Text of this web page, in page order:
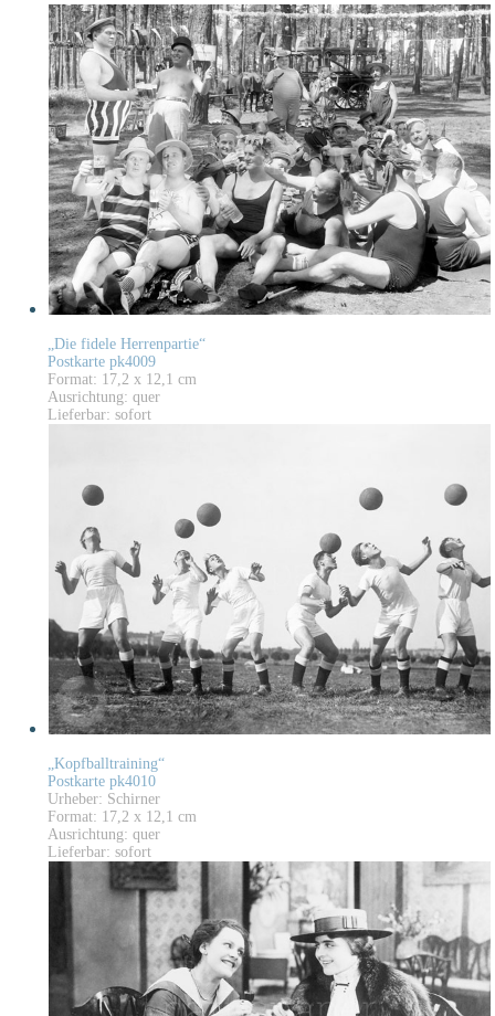
„Die fidele Herrenpartie“
Postkarte pk4009
Format: 17,2 x 12,1 cm
Ausrichtung: quer
Lieferbar: sofort
„Kopfballtraining“
Postkarte pk4010
Urheber: Schirner
Format: 17,2 x 12,1 cm
Ausrichtung: quer
Lieferbar: sofort